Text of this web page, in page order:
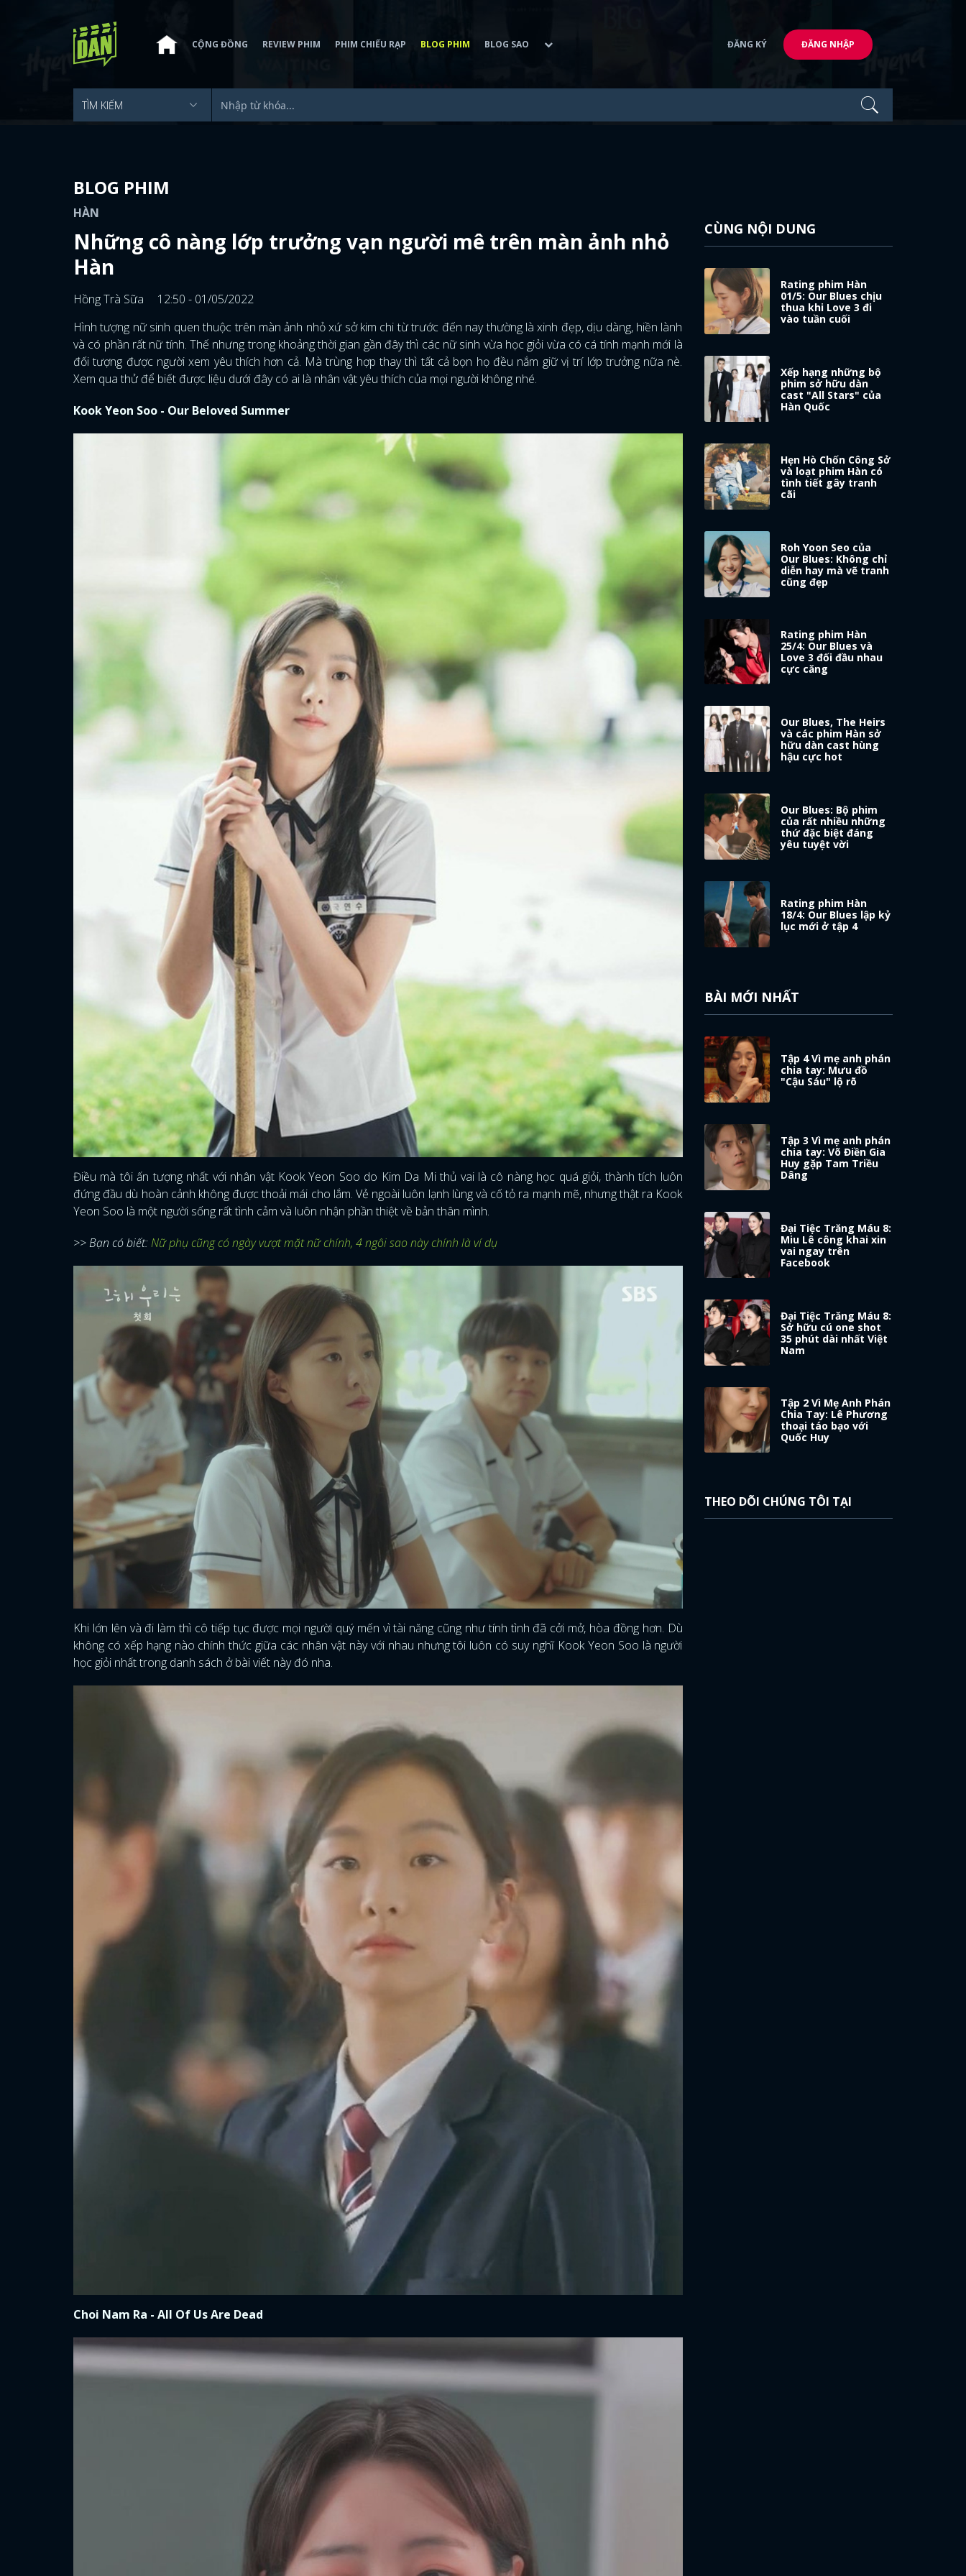
ĐĂNG NHẬP
FACEBOOK GOOGLE
CỘNG ĐỒNG REVIEW PHIM PHIM CHIẾU RẠP BLOG PHIM BLOG SAO ĐĂNG KÝ ĐĂNG NHẬP
BLOG PHIM
HÀN
Những cô nàng lớp trưởng vạn người mê trên màn ảnh nhỏ
Hàn
Hồng Trà Sữa
12:50 - 01/05/2022
Hình tượng nữ sinh quen thuộc trên màn ảnh nhỏ xứ sở kim chi từ trước đến nay thường là xinh đẹp, dịu dàng, hiền lành
và có phần rất nữ tính. Thế nhưng trong khoảng thời gian gần đây thì các nữ sinh vừa học giỏi vừa có cá tính mạnh mới là
đối tượng được người xem yêu thích hơn cả. Mà trùng hợp thay thì tất cả bọn họ đều nắm giữ vị trí lớp trưởng nữa nè.
Xem qua thử để biết được liệu dưới đây có ai là nhân vật yêu thích của mọi người không nhé.
Kook Yeon Soo - Our Beloved Summer
Điều mà tôi ấn tượng nhất với nhân vật Kook Yeon Soo do Kim Da Mi thủ vai là cô nàng học quá giỏi, thành tích luôn
đứng đầu dù hoàn cảnh không được thoải mái cho lắm. Vẻ ngoài luôn lạnh lùng và cố tỏ ra mạnh mẽ, nhưng thật ra Kook
Yeon Soo là một người sống rất tình cảm và luôn nhận phần thiệt về bản thân mình.
>> Bạn có biết:Nữ phụ cũng có ngày vượt mặt nữ chính, 4 ngôi sao này chính là ví dụ
Khi lớn lên và đi làm thì cô tiếp tục được mọi người quý mến vì tài năng cũng như tính tình đã cởi mở, hòa đồng hơn. Dù
không có xếp hạng nào chính thức giữa các nhân vật này với nhau nhưng tôi luôn có suy nghĩ Kook Yeon Soo là người
học giỏi nhất trong danh sách ở bài viết này đó nha.
Choi Nam Ra - All Of Us Are Dead
CÙNG NỘI DUNG
Rating phim Hàn
01/5: Our Blues chịu
thua khi Love 3 đi
vào tuần cuối
Xếp hạng những bộ
phim sở hữu dàn
cast "All Stars" của
Hàn Quốc
Hẹn Hò Chốn Công Sở
và loạt phim Hàn có
tình tiết gây tranh
cãi
Roh Yoon Seo của
Our Blues: Không chỉ
diễn hay mà vẽ tranh
cũng đẹp
Rating phim Hàn
25/4: Our Blues và
Love 3 đối đầu nhau
cực căng
Our Blues, The Heirs
và các phim Hàn sở
hữu dàn cast hùng
hậu cực hot
Our Blues: Bộ phim
của rất nhiều những
thứ đặc biệt đáng
yêu tuyệt vời
Rating phim Hàn
18/4: Our Blues lập kỷ
lục mới ở tập 4
BÀI MỚI NHẤT
Tập 4 Vì mẹ anh phán
chia tay: Mưu đồ
"Cậu Sáu" lộ rõ
Tập 3 Vì mẹ anh phán
chia tay: Võ Điền Gia
Huy gặp Tam Triều
Dâng
Đại Tiệc Trăng Máu 8:
Miu Lê công khai xin
vai ngay trên
Facebook
Đại Tiệc Trăng Máu 8:
Sở hữu cú one shot
35 phút dài nhất Việt
Nam
Tập 2 Vì Mẹ Anh Phán
Chia Tay: Lê Phương
thoại táo bạo với
Quốc Huy
THEO DÕI CHÚNG TÔI TẠI